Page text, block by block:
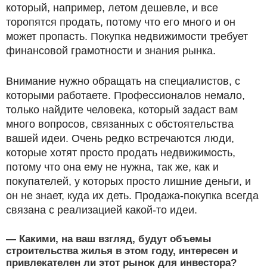
который, например, летом дешевле, и все
торопятся продать, потому что его много и он
может пропасть. Покупка недвижимости требует
финансовой грамотности и знания рынка.
Внимание нужно обращать на специалистов, с
которыми работаете. Профессионалов немало,
только найдите человека, который задаст вам
много вопросов, связанных с обстоятельства
вашей идеи. Очень редко встречаются люди,
которые хотят просто продать недвижимость,
потому что она ему не нужна, так же, как и
покупателей, у которых просто лишние деньги, и
он не знает, куда их деть. Продажа-покупка всегда
связана с реализацией какой-то идеи.
— Какими, на ваш взгляд, будут объемы
строительства жилья в этом году, интересен и
привлекателен ли этот рынок для инвестора?